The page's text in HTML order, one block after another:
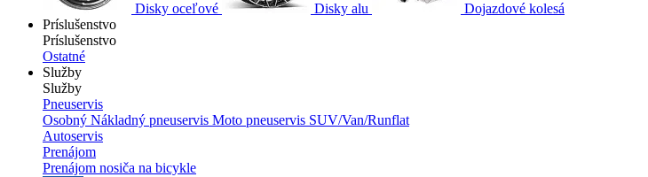
Disky oceľové Disky alu
Dojazdové kolesá
Príslušenstvo
Príslušenstvo
Ostatné
Služby
Služby
Pneuservis
Osobný Nákladný pneuservis Moto pneuservis SUV/Van/Runflat
Autoservis
Prenájom
Prenájom nosiča na bicykle